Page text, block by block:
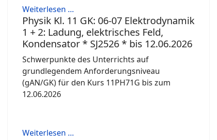
Weiterlesen …
Physik Kl. 11 GK: 06-07 Elektrodynamik
1 + 2: Ladung, elektrisches Feld,
Kondensator * SJ2526 * bis 12.06.2026
Schwerpunkte des Unterrichts auf
grundlegendem Anforderungsniveau
(gAN/GK) für den Kurs 11PH71G bis zum
12.06.2026
Weiterlesen …